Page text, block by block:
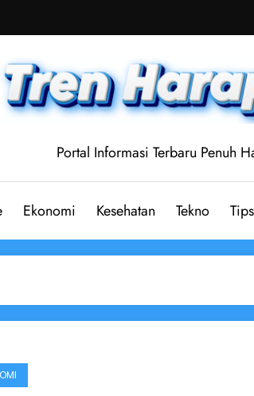
Portal Informasi Terbaru Penuh
Ekonomi Kesehatan Tekno Tips